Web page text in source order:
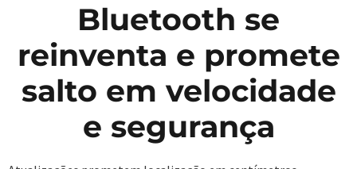
Bluetooth se
reinventa e promete
salto em velocidade
e segurança